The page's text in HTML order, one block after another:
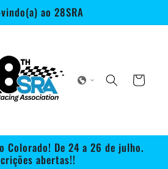
ao 28SRA
Carrinho
Colorado! De 24 a 26 de julho.
abertas!!